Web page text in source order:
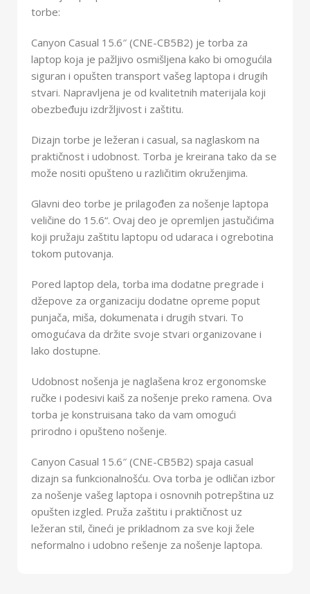
torbe:
Canyon Casual 15.6″ (CNE-CB5B2) je torba za
laptop koja je pažljivo osmišljena kako bi omogućila
siguran i opušten transport vašeg laptopa i drugih
stvari. Napravljena je od kvalitetnih materijala koji
obezbeđuju izdržljivost i zaštitu.
Dizajn torbe je ležeran i casual, sa naglaskom na
praktičnost i udobnost. Torba je kreirana tako da se
može nositi opušteno u različitim okruženjima.
Glavni deo torbe je prilagođen za nošenje laptopa
veličine do 15.6“. Ovaj deo je opremljen jastučićima
koji pružaju zaštitu laptopu od udaraca i ogrebotina
tokom putovanja.
Pored laptop dela, torba ima dodatne pregrade i
džepove za organizaciju dodatne opreme poput
punjača, miša, dokumenata i drugih stvari. To
omogućava da držite svoje stvari organizovane i
lako dostupne.
Udobnost nošenja je naglašena kroz ergonomske
ručke i podesivi kaiš za nošenje preko ramena. Ova
torba je konstruisana tako da vam omogući
prirodno i opušteno nošenje.
Canyon Casual 15.6″ (CNE-CB5B2) spaja casual
dizajn sa funkcionalnošću. Ova torba je odličan izbor
za nošenje vašeg laptopa i osnovnih potrepština uz
opušten izgled. Pruža zaštitu i praktičnost uz
ležeran stil, čineći je prikladnom za sve koji žele
neformalno i udobno rešenje za nošenje laptopa.